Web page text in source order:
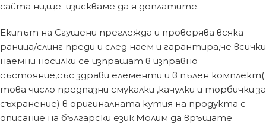
сайта ни,ще изискваме да я доплатите.
Екипът на Сгушени преглежда и проверява всяка
раница/слинг преди и след наем и гарантира,че всички
наемни носилки се изпращат в изправно
състояние,със здрави елементи и в пълен комплект(
това число предпазни смукалки ,качулки и торбички за
съхранение) в оригиналната кутия на продукта с
описание на български език.Молим да връщате